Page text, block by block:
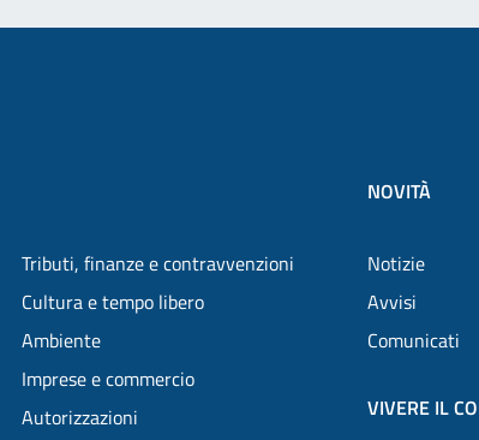
Tributi, finanze e contravvenzioni
Cultura e tempo libero
Ambiente
Imprese e commercio
Autorizzazioni
NOVITÀ
Notizie
Avvisi
Comunicati
VIVERE IL